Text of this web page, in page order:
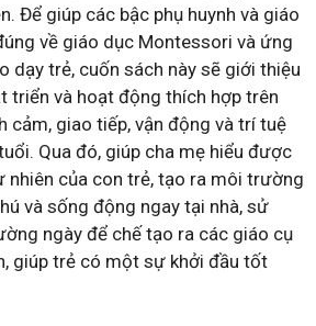
Để giúp các bậc phụ huynh và giáo
về giáo dục Montessori và ứng
dạy trẻ, cuốn sách này sẽ giới thiệu
triển và hoạt động thích hợp trên
cảm, giao tiếp, vận động và trí tuệ
Qua đó, giúp cha mẹ hiểu được
nhiên của con trẻ, tạo ra môi trường
và sống động ngay tại nhà, sử
ngày để chế tạo ra các giáo cụ
giúp trẻ có một sự khởi đầu tốt